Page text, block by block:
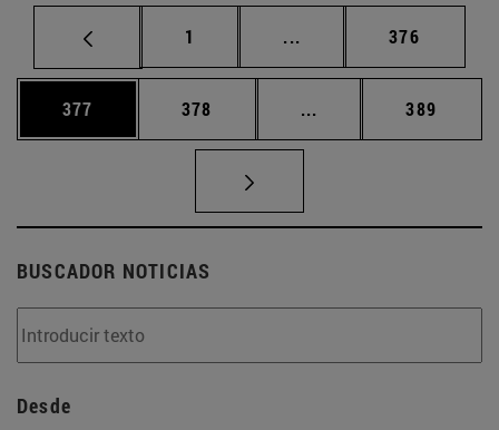
Página
1 ... Páginas intermedias
Página
376
Página
377 Página
378 ... Páginas intermedias
Página
389
BUSCADOR NOTICIAS
Desde